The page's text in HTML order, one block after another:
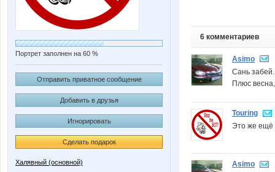
Портрет заполнен на 60 %
Отправить приватное сообщение
Добавить в друзья
Игнорировать
Сделать подарок
Халявный (основной)
6 комментариев
Asimo
Сань
Плюс
Touring
Это же ещё
Asimo